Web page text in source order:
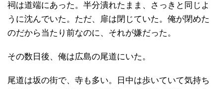
祠は道端にあった。半分潰れたまま、さっきと同じよ
うに沈んでいた。ただ、扉は閉じていた。俺が閉めた
のだから当たり前なのに、それが嫌だった。
その数日後、俺は広島の尾道にいた。
尾道は坂の街で、寺も多い。日中は歩いていて気持ち